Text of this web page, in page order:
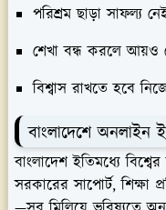
পরিশ্রম ছাড়া সাফল্য
শেখা বন্ধ করলে আয়ও
বিশ্বাস রাখতে হবে
বাংলাদেশে অনলাইন
বাংলাদেশ ইতিমধ্যে
সরকারের সাপোর্ট, শিক্ষা